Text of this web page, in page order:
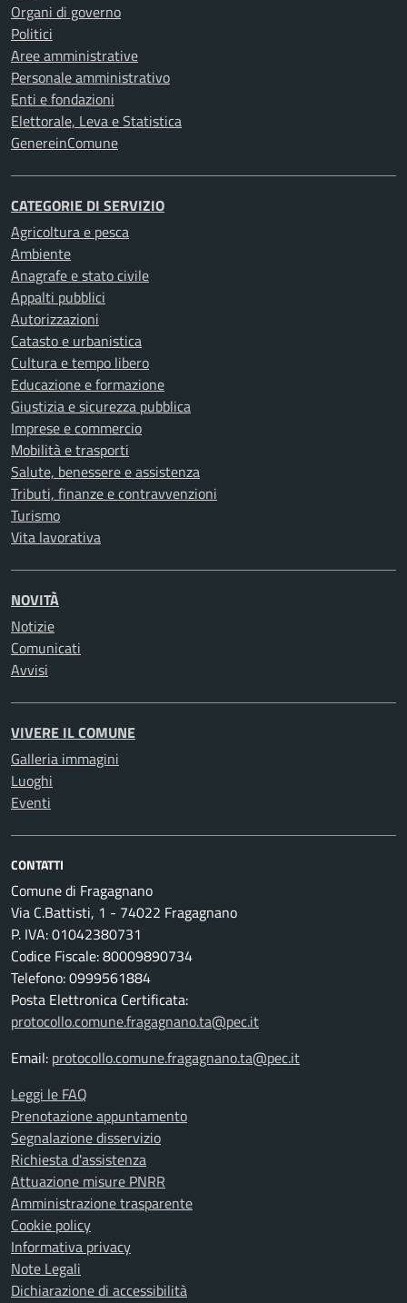
Organi di governo
Politici
Aree amministrative
Personale amministrativo
Enti e fondazioni
Elettorale, Leva e Statistica
GenereinComune
CATEGORIE DI SERVIZIO
Agricoltura e pesca
Ambiente
Anagrafe e stato civile
Appalti pubblici
Autorizzazioni
Catasto e urbanistica
Cultura e tempo libero
Educazione e formazione
Giustizia e sicurezza pubblica
Imprese e commercio
Mobilità e trasporti
Salute, benessere e assistenza
Tributi, finanze e contravvenzioni
Turismo
Vita lavorativa
NOVITÀ
Notizie
Comunicati
Avvisi
VIVERE IL COMUNE
Galleria immagini
Luoghi
Eventi
CONTATTI
Comune di Fragagnano
Via C.Battisti, 1 - 74022 Fragagnano
P. IVA: 01042380731
Codice Fiscale: 80009890734
Telefono: 0999561884
Posta Elettronica Certificata:
protocollo.comune.fragagnano.ta@pec.it
Email: protocollo.comune.fragagnano.ta@pec.it
Leggi le FAQ
Prenotazione appuntamento
Segnalazione disservizio
Richiesta d'assistenza
Attuazione misure PNRR
Amministrazione trasparente
Cookie policy
Informativa privacy
Note Legali
Dichiarazione di accessibilità